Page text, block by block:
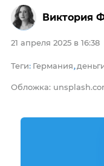
21 апреля 2025 в 16:38
Теги: Германия,
Обложка:
Виктория